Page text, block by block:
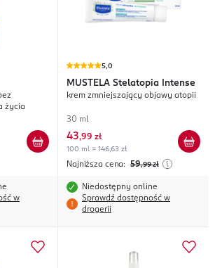
życia
w
5,0
MUSTELA Stelatopia Intense
krem zmniejszający objawy atopii
30 ml
43,99 zł
100 ml = 146,63 zł
Najniższa cena: 59,99 zł
Niedostępny online
Sprawdź dostępność w
drogerii